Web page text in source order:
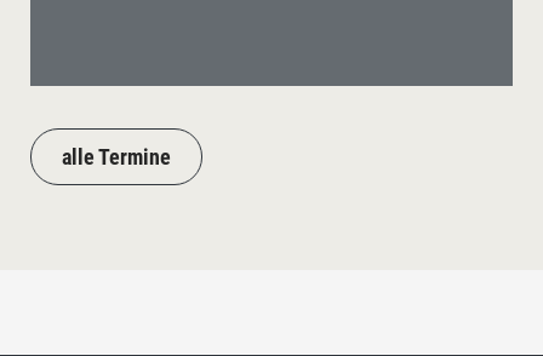
alle Termine